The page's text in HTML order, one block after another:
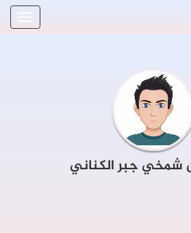
شمخي جبر الكناني